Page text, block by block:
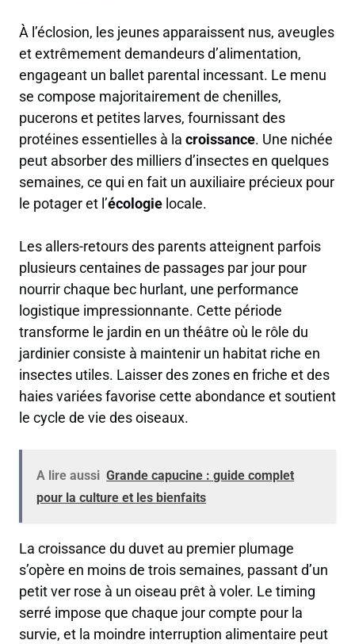
À l’éclosion, les jeunes apparaissent nus, aveugles
et extrêmement demandeurs d’alimentation,
engageant un ballet parental incessant. Le menu
se compose majoritairement de chenilles,
pucerons et petites larves, fournissant des
protéines essentielles à la croissance. Une nichée
peut absorber des milliers d’insectes en quelques
semaines, ce qui en fait un auxiliaire précieux pour
le potager et l’écologie locale.
Les allers-retours des parents atteignent parfois
plusieurs centaines de passages par jour pour
nourrir chaque bec hurlant, une performance
logistique impressionnante. Cette période
transforme le jardin en un théâtre où le rôle du
jardinier consiste à maintenir un habitat riche en
insectes utiles. Laisser des zones en friche et des
haies variées favorise cette abondance et soutient
le cycle de vie des oiseaux.
A lire aussi Grande capucine : guide complet
pour la culture et les bienfaits
La croissance du duvet au premier plumage
s’opère en moins de trois semaines, passant d’un
petit ver rose à un oiseau prêt à voler. Le timing
serré impose que chaque jour compte pour la
survie, et la moindre interruption alimentaire peut